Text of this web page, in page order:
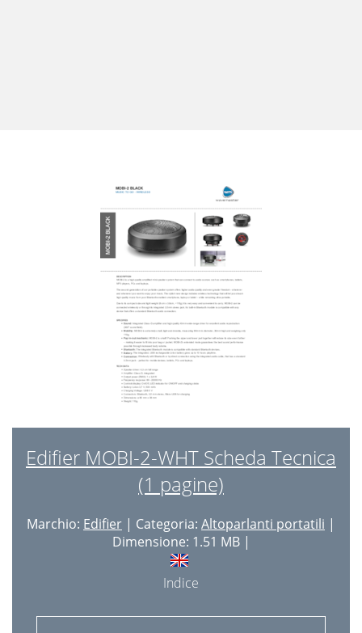
Edifier MOBI-2-WHT Scheda Tecnica
(1 pagine)
Marchio: Edifier | Categoria: Altoparlanti portatili |
Dimensione: 1.51 MB |
Indice